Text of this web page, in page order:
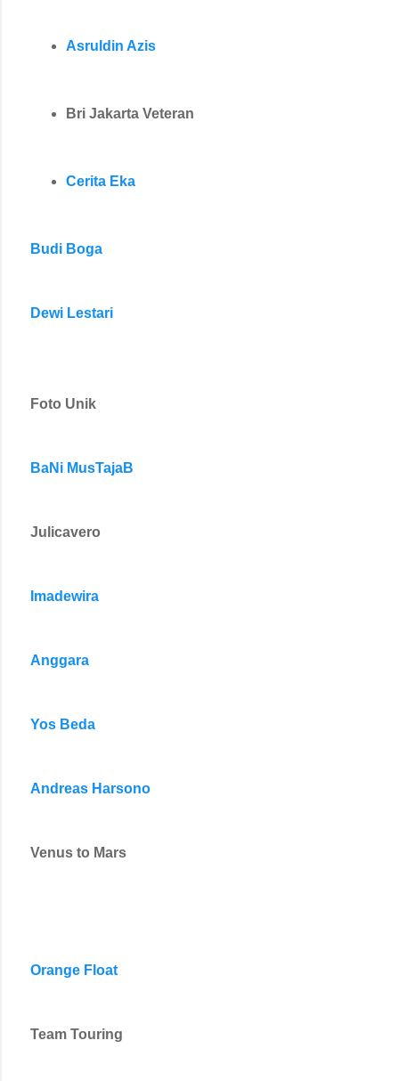
Asruldin Azis
Bri Jakarta Veteran
Cerita Eka
Budi Boga
Dewi Lestari
Foto Unik
BaNi MusTajaB
Julicavero
Imadewira
Anggara
Yos Beda
Andreas Harsono
Venus to Mars
Orange Float
Team Touring